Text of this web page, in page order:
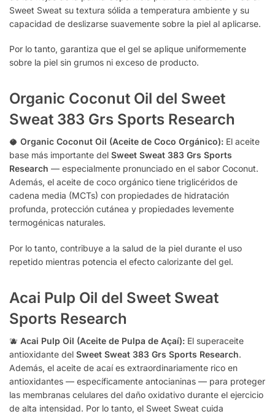
Sweet Sweat su textura sólida a temperatura ambiente y su
capacidad de deslizarse suavemente sobre la piel al aplicarse.
Por lo tanto, garantiza que el gel se aplique uniformemente
sobre la piel sin grumos ni exceso de producto.
Organic Coconut Oil del Sweet
Sweat 383 Grs Sports Research
🥥 Organic Coconut Oil (Aceite de Coco Orgánico): El aceite
base más importante del Sweet Sweat 383 Grs Sports
Research — especialmente pronunciado en el sabor Coconut.
Además, el aceite de coco orgánico tiene triglicéridos de
cadena media (MCTs) con propiedades de hidratación
profunda, protección cutánea y propiedades levemente
termogénicas naturales.
Por lo tanto, contribuye a la salud de la piel durante el uso
repetido mientras potencia el efecto calorizante del gel.
Acai Pulp Oil del Sweet Sweat
Sports Research
🫐 Acai Pulp Oil (Aceite de Pulpa de Açaí): El superaceite
antioxidante del Sweet Sweat 383 Grs Sports Research.
Además, el aceite de acaí es extraordinariamente rico en
antioxidantes — específicamente antocianinas — para proteger
las membranas celulares del daño oxidativo durante el ejercicio
de alta intensidad. Por lo tanto, el Sweet Sweat cuida